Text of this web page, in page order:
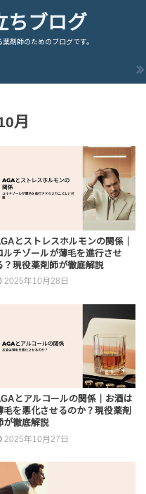
ちブログ
剤師のためのブログです。
月
とストレスホルモンの関係｜
ルチゾールが薄毛を進行させ
？現役薬剤師が徹底解説
2025年10月28日
とアルコールの関係｜お酒は
毛を悪化させるのか？現役薬剤
が徹底解説
2025年10月27日